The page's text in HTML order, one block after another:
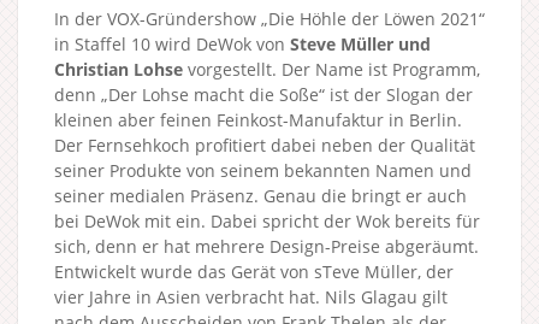
In der VOX-Gründershow „Die Höhle der Löwen 2021“
in Staffel 10 wird DeWok von Steve Müller und
Christian Lohse vorgestellt. Der Name ist Programm,
denn „Der Lohse macht die Soße“ ist der Slogan der
kleinen aber feinen Feinkost-Manufaktur in Berlin.
Der Fernsehkoch profitiert dabei neben der Qualität
seiner Produkte von seinem bekannten Namen und
seiner medialen Präsenz. Genau die bringt er auch
bei DeWok mit ein. Dabei spricht der Wok bereits für
sich, denn er hat mehrere Design-Preise abgeräumt.
Entwickelt wurde das Gerät von sTeve Müller, der
vier Jahre in Asien verbracht hat. Nils Glagau gilt